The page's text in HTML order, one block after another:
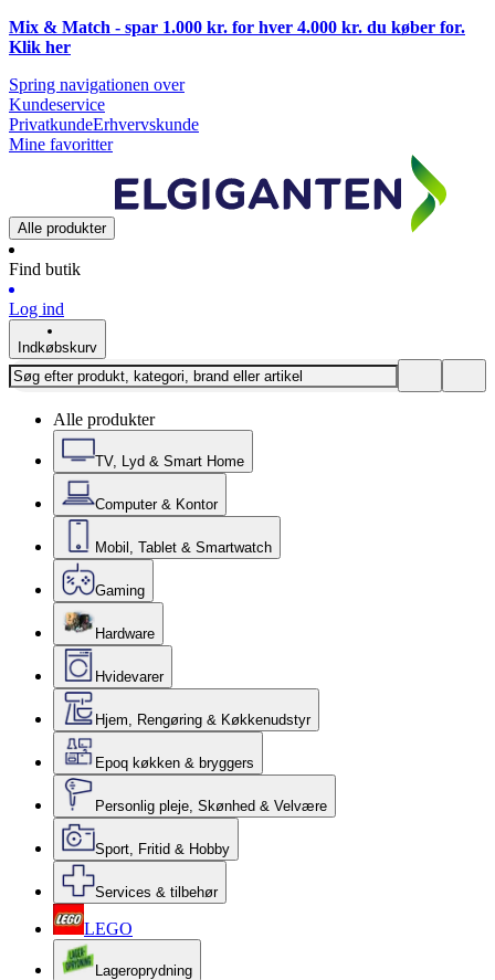
Mix & Match - spar 1.000 kr. for hver 4.000 kr. du køber for.
Klik her
Spring navigationen over
Kundeservice
PrivatkundeErhvervskunde
Mine favoritter
Alle produkter
Find butik
Log ind
Indkøbskurv
Alle produkter
TV, Lyd & Smart Home
Computer & Kontor
Mobil, Tablet & Smartwatch
Gaming
Hardware
Hvidevarer
Hjem, Rengøring & Køkkenudstyr
Epoq køkken & bryggers
Personlig pleje, Skønhed & Velvære
Sport, Fritid & Hobby
Services & tilbehør
LEGO
Lageroprydning